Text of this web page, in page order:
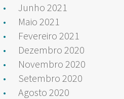
Junho 2021
Maio 2021
Fevereiro 2021
Dezembro 2020
Novembro 2020
Setembro 2020
Agosto 2020